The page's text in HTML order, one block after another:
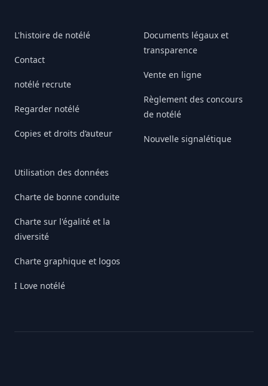
L'histoire de notélé
Contact
notélé recrute
Regarder notélé
Copies et droits d’auteur
Utilisation des données
Charte de bonne conduite
Charte sur l'égalité et la
diversité
Charte graphique et logos
I Love notélé
Documents légaux et
transparence
Vente en ligne
Règlement des concours
de notélé
Nouvelle signalétique